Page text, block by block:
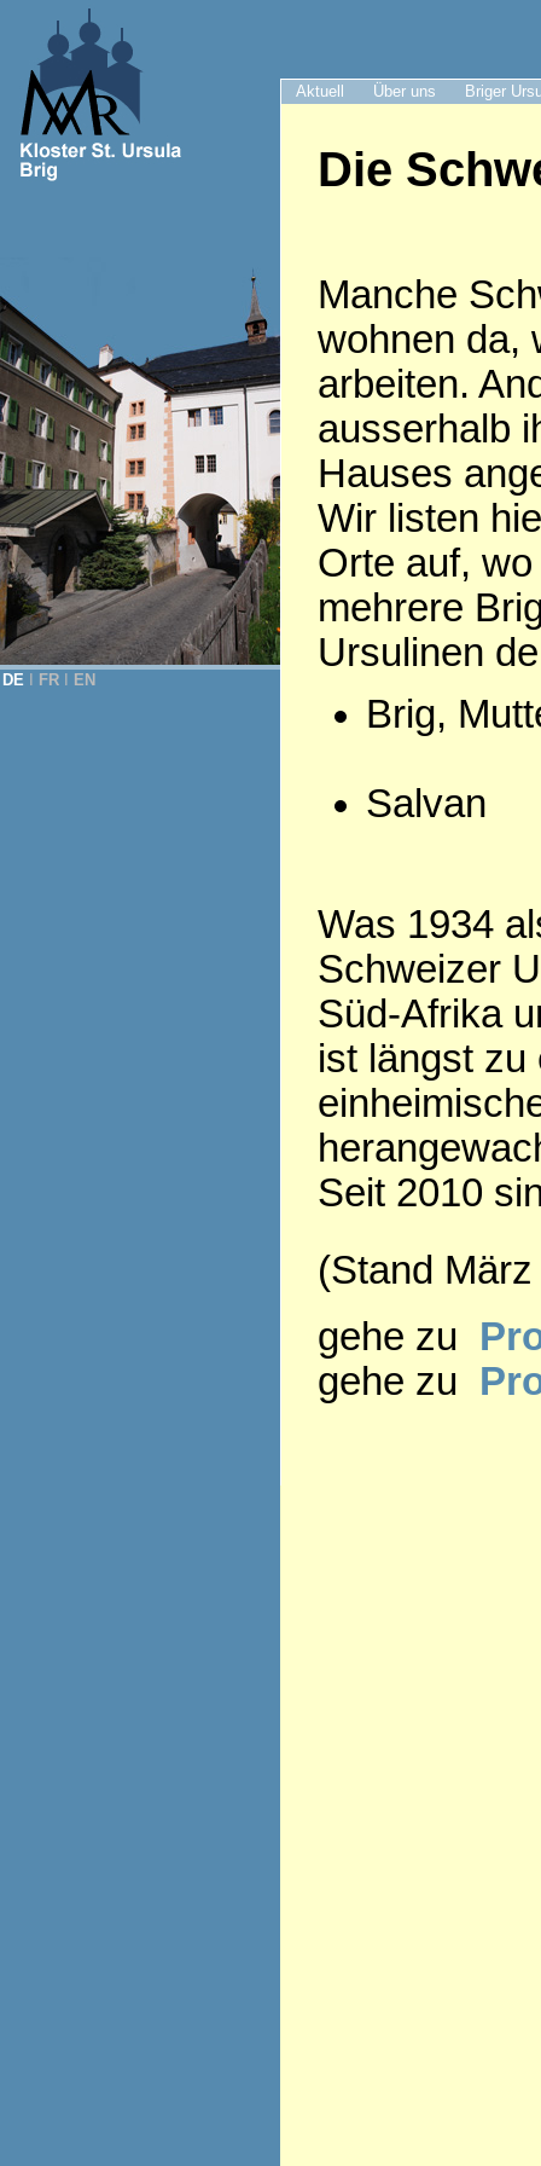
Aktuell Über uns Briger
DE FR EN
Die
Manche
wohnen da,
arbeiten.
ausserhalb
Hauses
Wir listen
Orte auf,
mehrere
Ursulinen
Brig,
Salvan
Was 1934
Schweizer
Süd-Afrika
ist längst zu
Seit 2010
(Stand
gehe zu
gehe zu